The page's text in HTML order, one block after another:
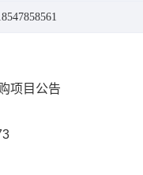
项目公告